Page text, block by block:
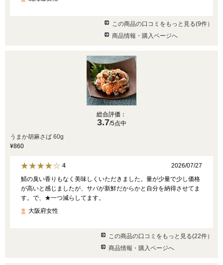
この商品の口コミをもっと見る(9件）
商品情報・購入ページへ
総合評価：
3.7/5点中
うまか胡麻さば 60g
¥860
4
2026/07/27
鯖の臭い香りもなく美味しくいただきました。量が少量で少し価格
が高いと感じましたが、サバが新鮮だからかと自分を納得させてま
す。で、★一つ減らしてます。
大阪府女性
この商品の口コミをもっと見る(22件）
商品情報・購入ページへ